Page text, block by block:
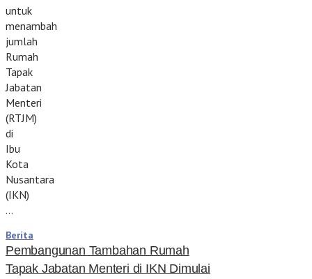
untuk
menambah
jumlah
Rumah
Tapak
Jabatan
Menteri
(RTJM)
di
Ibu
Kota
Nusantara
(IKN)
…
Berita
Pembangunan Tambahan Rumah
Tapak Jabatan Menteri di IKN Dimulai